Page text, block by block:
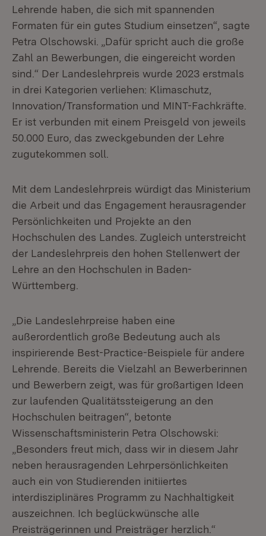
Lehrende haben, die sich mit spannenden
Formaten für ein gutes Studium einsetzen“, sagte
Petra Olschowski. „Dafür spricht auch die große
Zahl an Bewerbungen, die eingereicht worden
sind.“ Der Landeslehrpreis wurde 2023 erstmals
in drei Kategorien verliehen: Klimaschutz,
Innovation/Transformation und MINT-Fachkräfte.
Er ist verbunden mit einem Preisgeld von jeweils
50.000 Euro, das zweckgebunden der Lehre
zugutekommen soll.
Mit dem Landeslehrpreis würdigt das Ministerium
die Arbeit und das Engagement herausragender
Persönlichkeiten und Projekte an den
Hochschulen des Landes. Zugleich unterstreicht
der Landeslehrpreis den hohen Stellenwert der
Lehre an den Hochschulen in Baden-
Württemberg.
„Die Landeslehrpreise haben eine
außerordentlich große Bedeutung auch als
inspirierende Best-Practice-Beispiele für andere
Lehrende. Bereits die Vielzahl an Bewerberinnen
und Bewerbern zeigt, was für großartigen Ideen
zur laufenden Qualitätssteigerung an den
Hochschulen beitragen“, betonte
Wissenschaftsministerin Petra Olschowski:
„Besonders freut mich, dass wir in diesem Jahr
neben herausragenden Lehrpersönlichkeiten
auch ein von Studierenden initiiertes
interdisziplinäres Programm zu Nachhaltigkeit
auszeichnen. Ich beglückwünsche alle
Preisträgerinnen und Preisträger herzlich.“